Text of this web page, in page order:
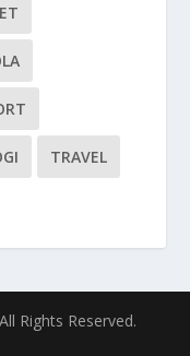
TRAVEL
All Rights Reserved.